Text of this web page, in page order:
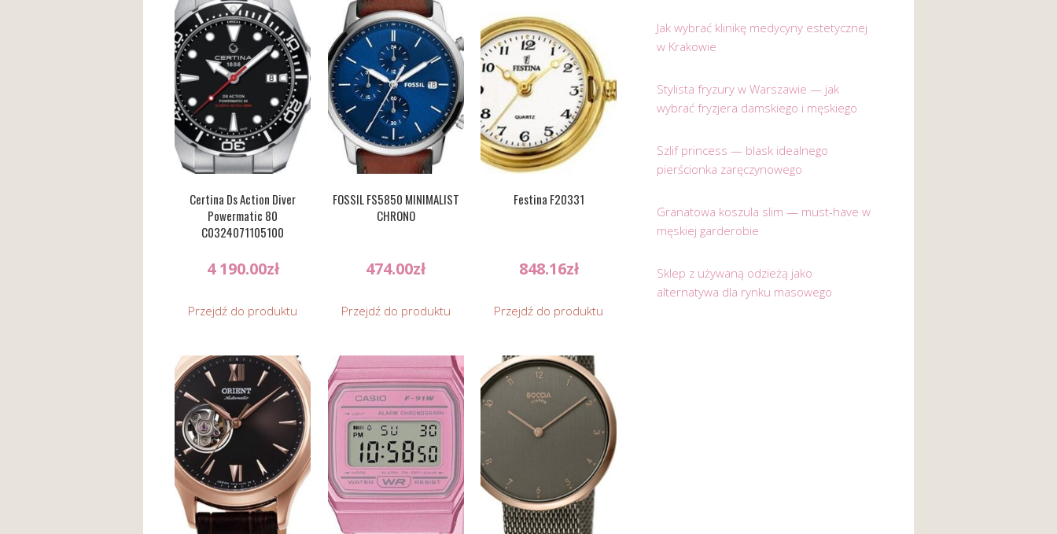
Certina Ds Action Diver
Powermatic 80
C0324071105100
4 190.00zł
Przejdź do produktu
FOSSIL FS5850 MINIMALIST
CHRONO
474.00zł
Przejdź do produktu
Festina F20331
848.16zł
Przejdź do produktu
Jak wybrać klinikę medycyny estetycznej
w Krakowie
Stylista fryzury w Warszawie — jak
wybrać fryzjera damskiego i męskiego
Szlif princess — blask idealnego
pierścionka zaręczynowego
Granatowa koszula slim — must-have w
męskiej garderobie
Sklep z używaną odzieżą jako
alternatywa dla rynku masowego